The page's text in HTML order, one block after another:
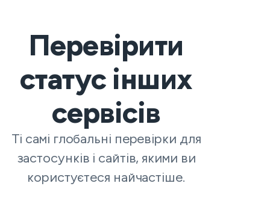
Перевірити
статус інших
сервісів
Ті самі глобальні перевірки для
застосунків і сайтів, якими ви
користуєтеся найчастіше.